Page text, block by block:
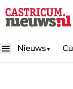
Nieuws ▼